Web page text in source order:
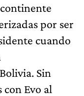
por ser
cuando
Sin
Evo al